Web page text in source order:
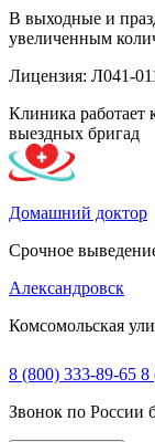
В выходные и
увеличенным
Лицензия: Л041-
Клиника работает
выездных бригад
Домашний доктор
Срочное
Александровск
Комсомольская
8 (800) 333-89-65 8
Звонок по России